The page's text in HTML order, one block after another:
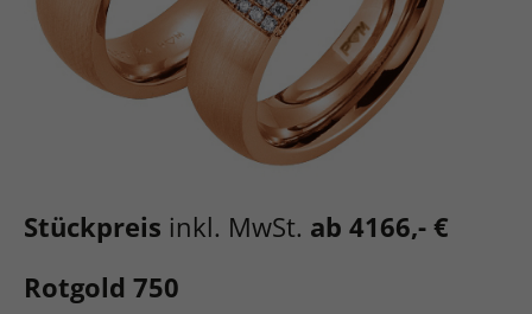
Stückpreis inkl. MwSt. ab 4166,- €
Rotgold 750